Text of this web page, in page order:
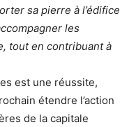
sa pierre à l’édifice
les
tout en contribuant à
est une réussite,
étendre l’action
de la capitale